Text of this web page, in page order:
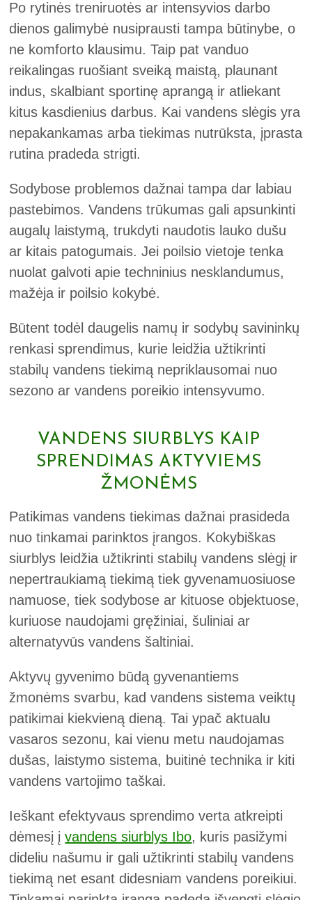
Po rytinės treniruotės ar intensyvios darbo
dienos galimybė nusiprausti tampa būtinybe, o
ne komforto klausimu. Taip pat vanduo
reikalingas ruošiant sveiką maistą, plaunant
indus, skalbiant sportinę aprangą ir atliekant
kitus kasdienius darbus. Kai vandens slėgis yra
nepakankamas arba tiekimas nutrūksta, įprasta
rutina pradeda strigti.
Sodybose problemos dažnai tampa dar labiau
pastebimos. Vandens trūkumas gali apsunkinti
augalų laistymą, trukdyti naudotis lauko dušu
ar kitais patogumais. Jei poilsio vietoje tenka
nuolat galvoti apie techninius nesklandumus,
mažėja ir poilsio kokybė.
Būtent todėl daugelis namų ir sodybų savininkų
renkasi sprendimus, kurie leidžia užtikrinti
stabilų vandens tiekimą nepriklausomai nuo
sezono ar vandens poreikio intensyvumo.
VANDENS SIURBLYS KAIP
SPRENDIMAS AKTYVIEMS
ŽMONĖMS
Patikimas vandens tiekimas dažnai prasideda
nuo tinkamai parinktos įrangos. Kokybiškas
siurblys leidžia užtikrinti stabilų vandens slėgį ir
nepertraukiamą tiekimą tiek gyvenamuosiuose
namuose, tiek sodybose ar kituose objektuose,
kuriuose naudojami gręžiniai, šuliniai ar
alternatyvūs vandens šaltiniai.
Aktyvų gyvenimo būdą gyvenantiems
žmonėms svarbu, kad vandens sistema veiktų
patikimai kiekvieną dieną. Tai ypač aktualu
vasaros sezonu, kai vienu metu naudojamas
dušas, laistymo sistema, buitinė technika ir kiti
vandens vartojimo taškai.
Ieškant efektyvaus sprendimo verta atkreipti
dėmesį įvandens siurblys Ibo, kuris pasižymi
dideliu našumu ir gali užtikrinti stabilų vandens
tiekimą net esant didesniam vandens poreikiui.